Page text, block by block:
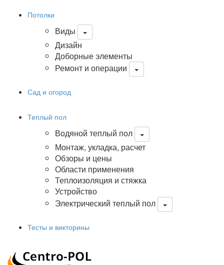
Потолки
Виды
Дизайн
Доборные элементы
Ремонт и операции
Сад и огород
Теплый пол
Водяной теплый пол
Монтаж, укладка, расчет
Обзоры и цены
Области применения
Теплоизоляция и стяжка
Устройство
Электрический теплый пол
Тесты и викторины